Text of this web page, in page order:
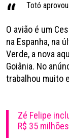
Totó
O avião é um
na Espanha, na
Verde, a nova
Goiânia. No
trabalhou muito
Zé Felipe
R$ 35